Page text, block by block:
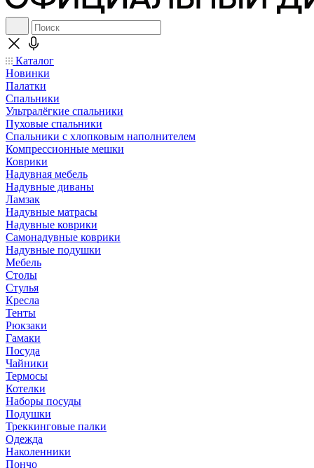
Каталог
Новинки
Палатки
Спальники
Ультралёгкие спальники
Пуховые спальники
Спальники с хлопковым наполнителем
Компрессионные мешки
Коврики
Надувная мебель
Надувные диваны
Ламзак
Надувные матрасы
Надувные коврики
Самонадувные коврики
Надувные подушки
Мебель
Столы
Стулья
Кресла
Тенты
Рюкзаки
Гамаки
Посуда
Чайники
Термосы
Котелки
Наборы посуды
Подушки
Треккинговые палки
Одежда
Наколенники
Пончо